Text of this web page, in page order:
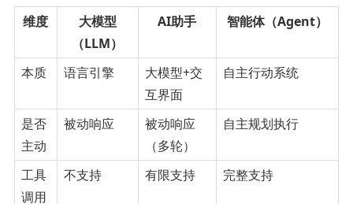
维度
大模型
（LLM）
AI助手 智能体（Agent）
本质 语言引擎
大模型+交
互界面
自主行动系统
是否
主动
被动响应
被动响应
（多轮）
自主规划执行
工具
调用
不支持 有限支持 完整支持